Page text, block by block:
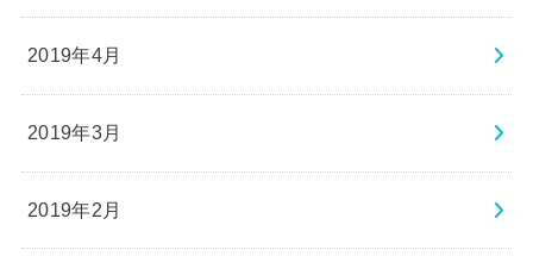
2019年4月
2019年3月
2019年2月